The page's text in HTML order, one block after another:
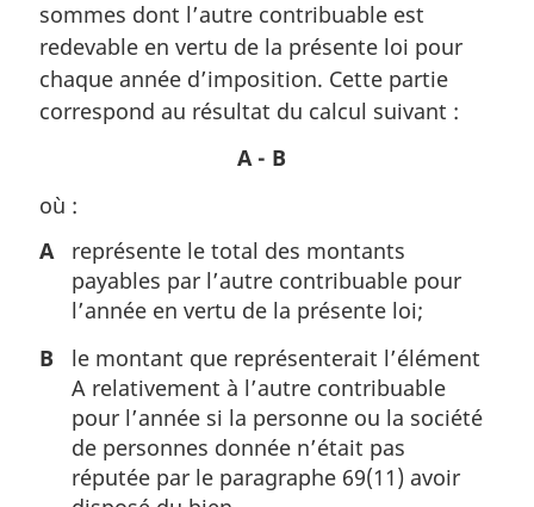
a
e
:
sommes dont l’autre contribuable est
redevable en vertu de la présente loi pour
chaque année d’imposition. Cette partie
correspond au résultat du calcul suivant :
A - B
où :
A
représente le total des montants
payables par l’autre contribuable pour
l’année en vertu de la présente loi;
B
le montant que représenterait l’élément
A relativement à l’autre contribuable
pour l’année si la personne ou la société
de personnes donnée n’était pas
réputée par le paragraphe 69(11) avoir